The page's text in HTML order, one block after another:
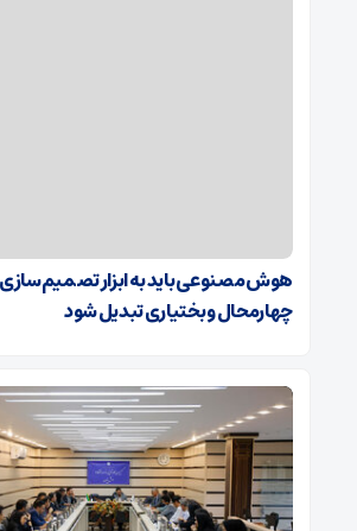
هوش مصنوعی باید به ابزار
چهارمحال و بختیاری تبدیل شود